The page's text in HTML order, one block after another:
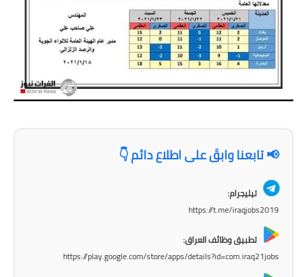
المرحلة المتوسطة
المرحلة الاعدادية
📢 تابعنا وابقَ على اطلاع دائم 👇
تيليجرام:
https://t.me/iraqjobs2019
تطبيق وظائف العراق:
https://play.google.com/store/apps/details?id=com.iraq21jobs